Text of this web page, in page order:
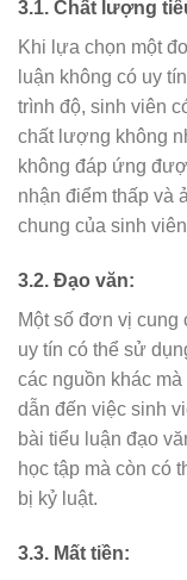
3.1. Chất lượng
Khi lựa chọn một
luận không có uy
trình độ, sinh viên
chất lượng không
không đáp ứng
nhận điểm thấp và
chung của sinh
3.2. Đạo văn:
Một số đơn vị cung
uy tín có thể sử
các nguồn khác
dẫn đến việc sinh
bài tiểu luận đạo
học tập mà còn có
bị kỷ luật.
3.3. Mất tiền: